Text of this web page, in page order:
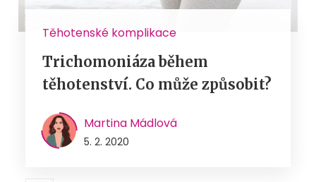
Těhotenské komplikace
Trichomoniáza během
těhotenství. Co může způsobit?
Martina Mádlová
5. 2. 2020